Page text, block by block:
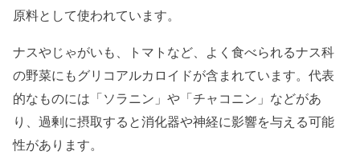
原料として使われています。
ナスやじゃがいも、トマトなど、よく食べられるナス科
の野菜にもグリコアルカロイドが含まれています。代表
的なものには「ソラニン」や「チャコニン」などがあ
り、過剰に摂取すると消化器や神経に影響を与える可能
性があります。